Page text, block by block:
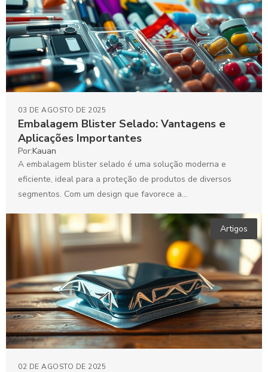
Embalagem Blister Selado: Vantagens e
Aplicações Importantes
03 DE AGOSTO DE 2025
Por:Kauan
A embalagem blister selado é uma solução moderna e
eficiente, ideal para a proteção de produtos de diversos
segmentos. Com um design que favorece a...
Artigos
02 DE AGOSTO DE 2025